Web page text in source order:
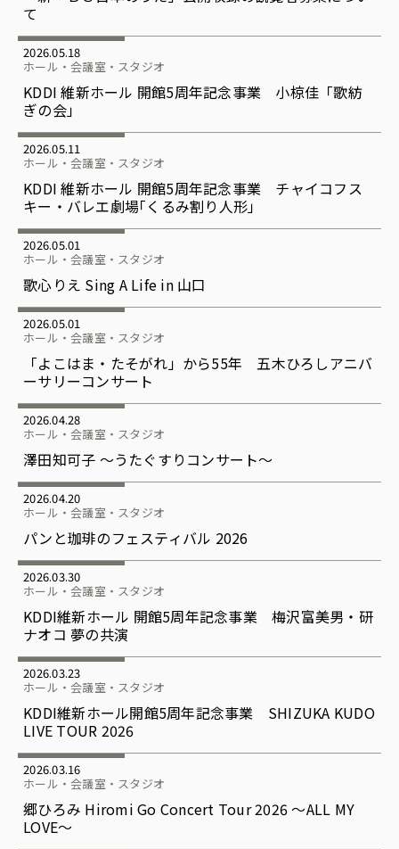
て
2026.05.18
ホール・会議室・スタジオ
KDDI 維新ホール 開館5周年記念事業 小椋佳「歌紡
ぎの会」
2026.05.11
ホール・会議室・スタジオ
KDDI 維新ホール 開館5周年記念事業 チャイコフス
キー・バレエ劇場｢くるみ割り人形」
2026.05.01
ホール・会議室・スタジオ
歌心りえ Sing A Life in 山口
2026.05.01
ホール・会議室・スタジオ
「よこはま・たそがれ」から55年 五木ひろしアニバ
ーサリーコンサート
2026.04.28
ホール・会議室・スタジオ
澤田知可子 ～うたぐすりコンサート～
2026.04.20
ホール・会議室・スタジオ
パンと珈琲のフェスティバル 2026
2026.03.30
ホール・会議室・スタジオ
KDDI維新ホール 開館5周年記念事業 梅沢富美男・研
ナオコ 夢の共演
2026.03.23
ホール・会議室・スタジオ
KDDI維新ホール開館5周年記念事業 SHIZUKA KUDO
LIVE TOUR 2026
2026.03.16
ホール・会議室・スタジオ
郷ひろみ Hiromi Go Concert Tour 2026 ～ALL MY
LOVE～